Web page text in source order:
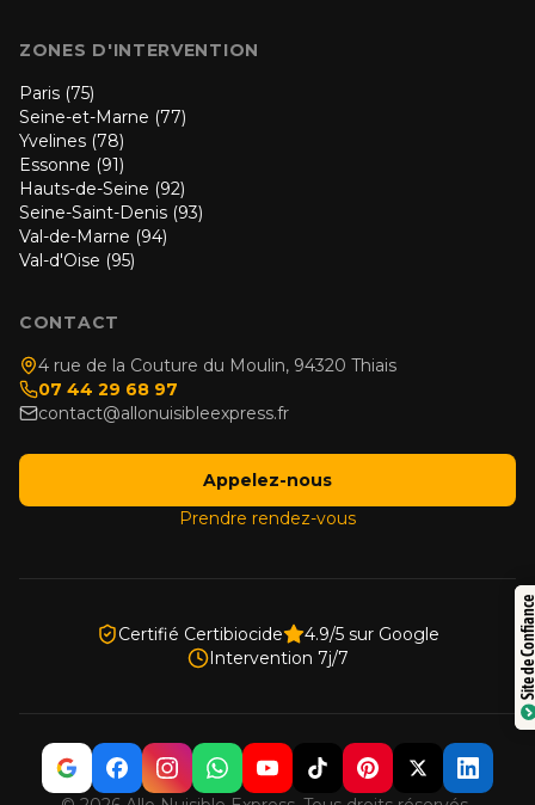
ZONES D'INTERVENTION
Paris (75)
Seine-et-Marne (77)
Yvelines (78)
Essonne (91)
Hauts-de-Seine (92)
Seine-Saint-Denis (93)
Val-de-Marne (94)
Val-d'Oise (95)
CONTACT
4 rue de la Couture du Moulin, 94320 Thiais
07 44 29 68 97
contact@allonuisibleexpress.fr
Appelez-nous
Prendre rendez-vous
Certifié Certibiocide
4.9/5 sur Google
Intervention 7j/7
Certifié par:
Trustindex